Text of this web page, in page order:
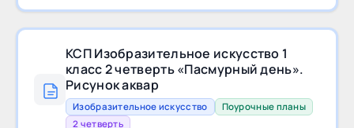
КСП Изобразительное искусство 1
класс 2 четверть «Пасмурный день».
Рисунок аквар
Изобразительное искусство
Поурочные планы
2 четверть